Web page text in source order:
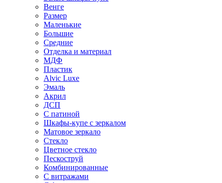
Венге
Размер
Маленькие
Большие
Средние
Отделка и материал
МДФ
Пластик
Alvic Luxe
Эмаль
Акрил
ДСП
С патиной
Шкафы-купе с зеркалом
Матовое зеркало
Стекло
Цветное стекло
Пескоструй
Комбинированные
С витражами